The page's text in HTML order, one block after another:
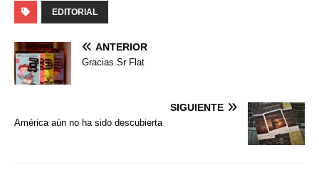
e
o
o
k
i
t
e
r
m
p
EDITORIAL
ANTERIOR
Gracias Sr Flat
SIGUIENTE
América aún no ha sido descubierta